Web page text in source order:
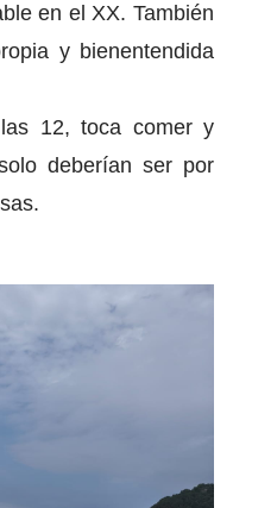
en el XX. También
y bienentendida
12, toca comer y
deberían ser por